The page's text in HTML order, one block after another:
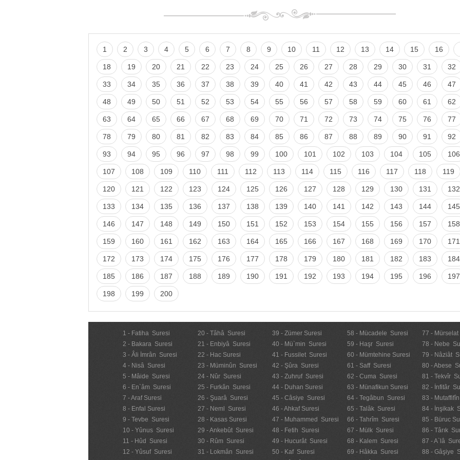
1 2 3 4 5 6 7 8 9 10 11 12 13 14 15 16
18 19 20 21 22 23 24 25 26 27 28 29 30 31 32
33 34 35 36 37 38 39 40 41 42 43 44 45 46 47
48 49 50 51 52 53 54 55 56 57 58 59 60 61 62
63 64 65 66 67 68 69 70 71 72 73 74 75 76 77
78 79 80 81 82 83 84 85 86 87 88 89 90 91 92
93 94 95 96 97 98 99 100 101 102 103 104 105 106
107 108 109 110 111 112 113 114 115 116 117 118 119
120 121 122 123 124 125 126 127 128 129 130 131 132
133 134 135 136 137 138 139 140 141 142 143 144 145
146 147 148 149 150 151 152 153 154 155 156 157 158
159 160 161 162 163 164 165 166 167 168 169 170 171
172 173 174 175 176 177 178 179 180 181 182 183 184
185 186 187 188 189 190 191 192 193 194 195 196 197
198 199 200
1 - Fatiha Suresi
2 - Bakara Suresi
3 - Âli İmrân Suresi
4 - Nisâ Suresi
5 - Mâide Suresi
6 - En`âm Suresi
7 - Araf Suresi
8 - Enfal Suresi
9 - Tevbe Suresi
10 - Yûnus Suresi
11 - Hûd Suresi
12 - Yûsuf Suresi
20 - Tâhâ Suresi
21 - Enbiyâ Suresi
22 - Hac Suresi
23 - Müminûn Suresi
24 - Nûr Suresi
25 - Furkân Suresi
26 - Şuarâ Suresi
27 - Neml Suresi
28 - Kasas Suresi
29 - Ankebût Suresi
30 - Rûm Suresi
31 - Lokmân Suresi
39 - Zümer Suresi
40 - Mü`min Suresi
41 - Fussilet Suresi
42 - Şûra Suresi
43 - Zuhruf Suresi
44 - Duhan Suresi
45 - Câsiye Suresi
46 - Ahkaf Suresi
47 - Muhammed Suresi
48 - Fetih Suresi
49 - Hucurât Suresi
50 - Kaf Suresi
58 - Mücadele Suresi
59 - Haşr Suresi
60 - Mümtehine Suresi
61 - Saff Suresi
62 - Cuma Suresi
63 - Münafikun Suresi
64 - Tegâbun Suresi
65 - Talâk Suresi
66 - Tahrîm Suresi
67 - Mülk Suresi
68 - Kalem Suresi
69 - Hâkka Suresi
77 - Mürselat
78 - Nebe
79 - Nâziât
80 - Abese
81 - Tekvîr
82 - İnfitâr
83 -
84 - İnşikak
85 - Büruc
86 - Târık
87 - A`lâ
88 - Gâşiye